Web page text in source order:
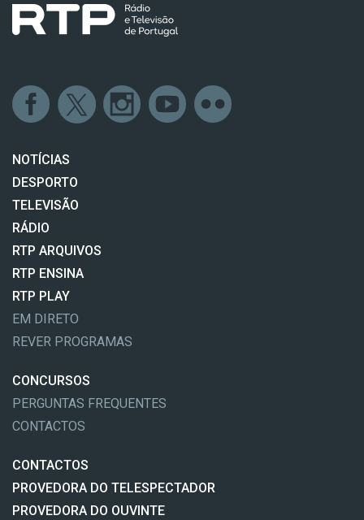
NOTÍCIAS
DESPORTO
TELEVISÃO
RÁDIO
RTP ARQUIVOS
RTP ENSINA
RTP PLAY
EM DIRETO
REVER PROGRAMAS
CONCURSOS
PERGUNTAS FREQUENTES
CONTACTOS
CONTACTOS
PROVEDORA DO TELESPECTADOR
PROVEDORA DO OUVINTE